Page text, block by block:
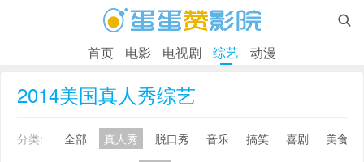

首页 电影 电视剧 综艺 动漫
2014美国真人秀综艺
分类: 全部 真人秀 脱口秀 音乐 搞笑 喜剧
美食